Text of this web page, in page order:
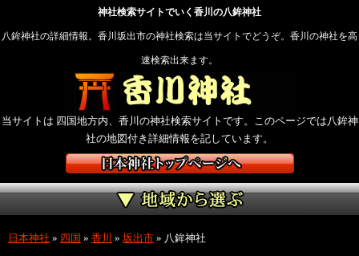
神社検索サイトでいく香川の八鉾神社
八鉾神社の詳細情報。香川坂出市の神社検索は当サイトでどうぞ。香川の神社を高
速検索出来ます。
当サイトは 四国地方内、香川の神社検索サイトです。このページでは八鉾神
社の地図付き詳細情報を記しています。
日本神社 » 四国 » 香川 » 坂出市 » 八鉾神社